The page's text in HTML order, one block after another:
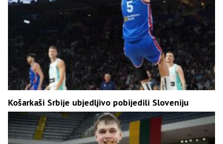
Košarkaši Srbije ubjedljivo pobijedili Sloveniju